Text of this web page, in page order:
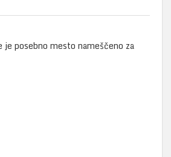
posebno mesto nameščeno za